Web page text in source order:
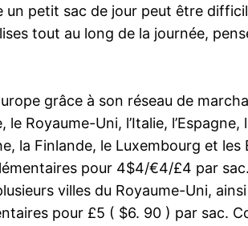
un petit sac de jour peut être
tout au long de la journée,
grâce à son réseau de
Uni, l’Italie, l’Espagne,
la Finlande, le Luxembourg et
pour 4$4/€4/£4 par
villes du Royaume-Uni,
pour £5 ( $6. 90 ) par sac.